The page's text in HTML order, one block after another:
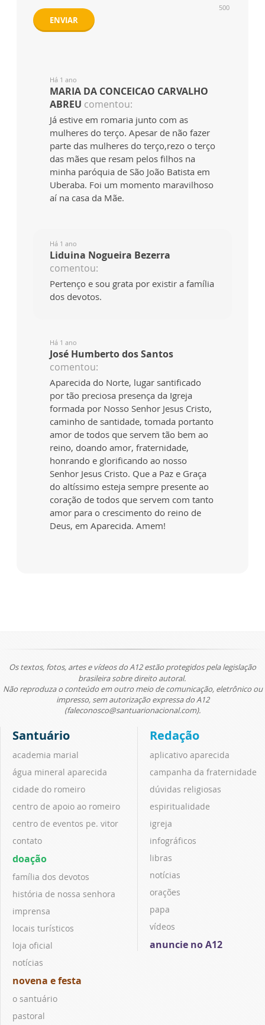
500
ENVIAR
Há 1 ano
MARIA DA CONCEICAO CARVALHO
ABREU comentou:
Já estive em romaria junto com as
mulheres do terço. Apesar de não fazer
parte das mulheres do terço,rezo o terço
das mães que resam pelos filhos na
minha paróquia de São João Batista em
Uberaba. Foi um momento maravilhoso
aí na casa da Mãe.
Há 1 ano
Liduina Nogueira Bezerra
comentou:
Pertenço e sou grata por existir a família
dos devotos.
Há 1 ano
José Humberto dos Santos
comentou:
Aparecida do Norte, lugar santificado
por tão preciosa presença da Igreja
formada por Nosso Senhor Jesus Cristo,
caminho de santidade, tomada portanto
amor de todos que servem tão bem ao
reino, doando amor, fraternidade,
honrando e glorificando ao nosso
Senhor Jesus Cristo. Que a Paz e Graça
do altíssimo esteja sempre presente ao
coração de todos que servem com tanto
amor para o crescimento do reino de
Deus, em Aparecida. Amem!
Os textos, fotos, artes e vídeos do A12 estão protegidos pela legislação
brasileira sobre direito autoral.
Não reproduza o conteúdo em outro meio de comunicação, eletrônico ou
impresso, sem autorização expressa do A12
(faleconosco@santuarionacional.com).
Santuário
academia marial
água mineral aparecida
cidade do romeiro
centro de apoio ao romeiro
centro de eventos pe. vitor
contato
doação
família dos devotos
história de nossa senhora
imprensa
locais turísticos
loja oficial
notícias
novena e festa
o santuário
pastoral
Redação
aplicativo aparecida
campanha da fraternidade
dúvidas religiosas
espiritualidade
igreja
infográficos
libras
notícias
orações
papa
vídeos
anuncie no A12